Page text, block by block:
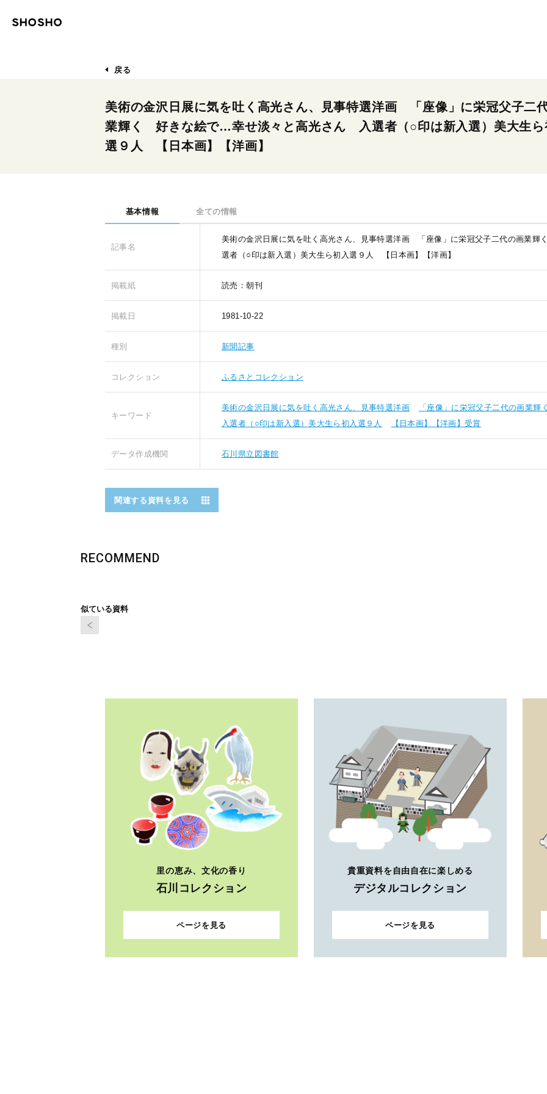
戻る
美術の金沢日展に気を吐く高光さん、見事特選洋画 「座像」に栄冠父子二
業輝く 好きな絵で…幸せ淡々と高光さん 入選者（○印は新入選）美大生ら
選９人 【日本画】【洋画】
基本情報 全ての情報
記事名
美術の金沢日展に気を吐く高光さん、見事特選洋画 「座像」に栄冠父子二代の画業
選者（○印は新入選）美大生ら初入選９人 【日本画】【洋画】
掲載紙 読売：朝刊
掲載日 1981-10-22
種別 新聞記事
コレクション ふるさとコレクション
キーワード
美術の金沢日展に気を吐く高光さん、見事特選洋画 「座像」に栄冠父子二代の画業輝く
入選者（○印は新入選）美大生ら初入選９人
【日本画】【洋画】受賞
データ作成機関 石川県立図書館
関連する資料を見る
RECOMMEND
似ている資料
里の恵み、文化の香り
石川コレクション
ページを見る
貴重資料を自由自在に楽しめる
デジタルコレクション
ページを見る